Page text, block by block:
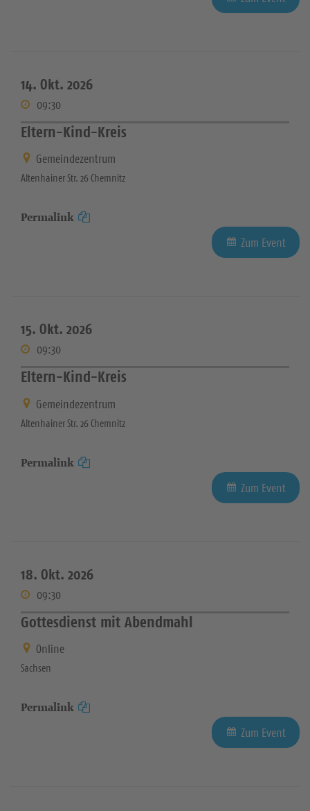
14. Okt. 2026
09:30
Eltern-Kind-Kreis
Gemeindezentrum
Altenhainer Str. 26 Chemnitz
Permalink
Zum Event
15. Okt. 2026
09:30
Eltern-Kind-Kreis
Gemeindezentrum
Altenhainer Str. 26 Chemnitz
Permalink
Zum Event
18. Okt. 2026
09:30
Gottesdienst mit Abendmahl
Online
Sachsen
Permalink
Zum Event